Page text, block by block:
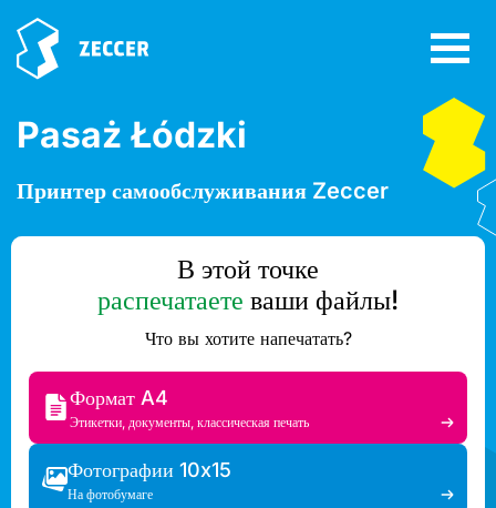
Pasaż Łódzki
Принтер самообслуживания Zeccer
В этой точке
распечатаете ваши файлы!
Что вы хотите напечатать?
Формат A4
Этикетки, документы, классическая печать
Фотографии 10x15
На фотобумаге